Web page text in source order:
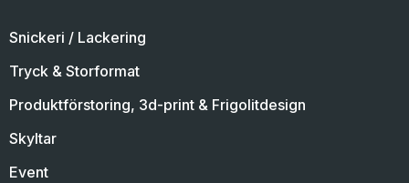
Snickeri / Lackering
Tryck & Storformat
Produktförstoring, 3d-print & Frigolitdesign
Skyltar
Event